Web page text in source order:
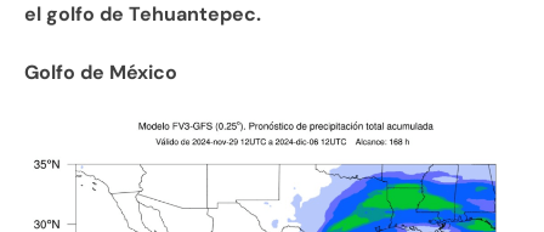
el golfo de Tehuantepec.
Golfo de México